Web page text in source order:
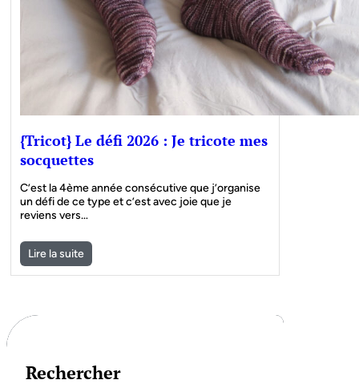
{Tricot} Le défi 2026 : Je tricote mes
socquettes
C’est la 4ème année consécutive que j’organise
un défi de ce type et c’est avec joie que je
reviens vers…
Lire la suite
Rechercher